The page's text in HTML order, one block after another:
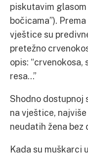
piskutavim glasom
bočicama”).
vještice su
pretežno
opis: “crvenokosa,
resa…”
Shodno
na vještice,
neudatih žena bez
Kada su muškarci